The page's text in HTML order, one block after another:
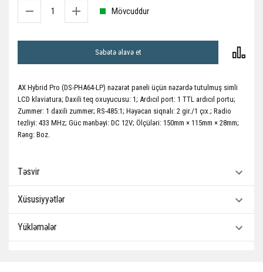
Mövcuddur
Səbətə əlavə et
AX Hybrid Pro (DS-PHA64-LP) nəzarət paneli üçün nəzərdə tutulmuş simli
LCD klaviatura; Daxili teq oxuyucusu: 1; Ardıcıl port: 1 TTL ardıcıl portu;
Zummer: 1 daxili zummer; RS-485:1; Həyəcan siqnalı: 2 gir./1 çıx.; Radio
tezliyi: 433 MHz; Güc mənbəyi: DC 12V; Ölçüləri: 150mm × 115mm × 28mm;
Rəng: Boz.
Təsvir
Xüsusiyyətlər
Yükləmələr